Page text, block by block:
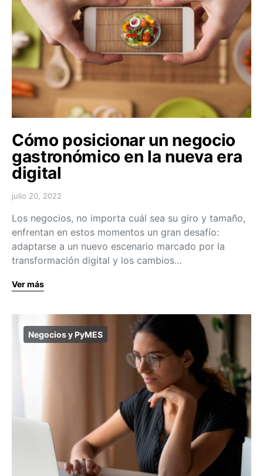
Cómo posicionar un negocio
gastronómico en la nueva era
digital
julio 20, 2022
Los negocios, no importa cuál sea su giro y tamaño,
enfrentan en estos momentos un gran desafío:
adaptarse a un nuevo escenario marcado por la
transformación digital y los cambios…
Ver más
Negocios y PyMES